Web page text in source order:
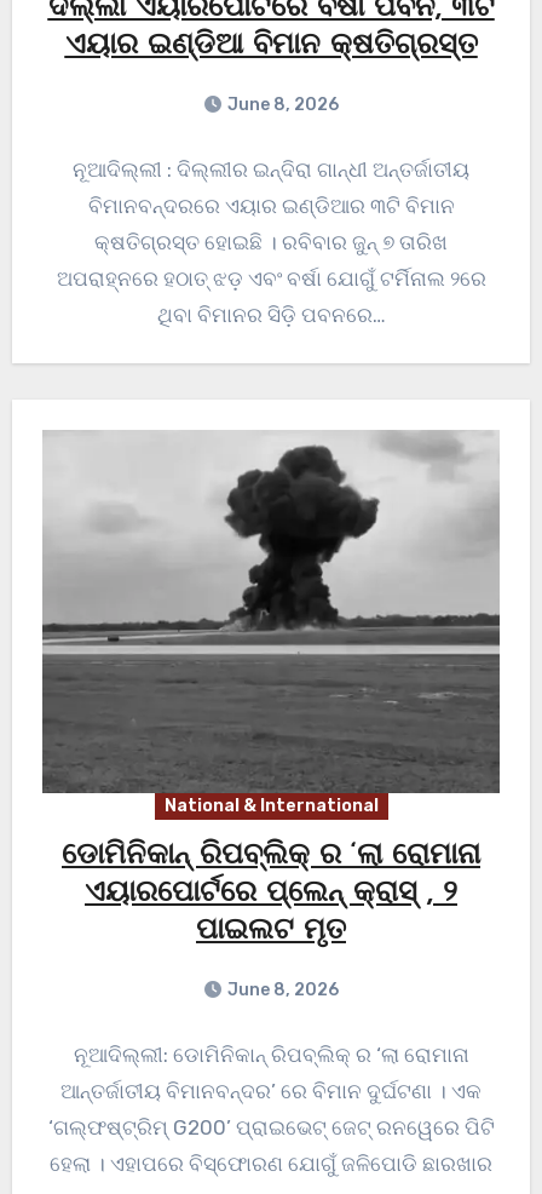
ଦିଲ୍ଲୀ ଏୟାରପୋର୍ଟରେ ବର୍ଷା ପବନ, ୩ଟି
ଏୟାର ଇଣ୍ଡିଆ ବିମାନ କ୍ଷତିଗ୍ରସ୍ତ
June 8, 2026
ନୂଆଦିଲ୍ଲୀ : ଦିଲ୍ଲୀର ଇନ୍ଦିରା ଗାନ୍ଧୀ ଅନ୍ତର୍ଜାତୀୟ
ବିମାନବନ୍ଦରରେ ଏୟାର ଇଣ୍ଡିଆର ୩ଟି ବିମାନ
କ୍ଷତିଗ୍ରସ୍ତ ହୋଇଛି । ରବିବାର ଜୁନ୍ ୭ ତାରିଖ
ଅପରାହ୍ନରେ ହଠାତ୍ ଝଡ଼ ଏବଂ ବର୍ଷା ଯୋଗୁଁ ଟର୍ମିନାଲ ୨ରେ
ଥିବା ବିମାନର ସିଡ଼ି ପବନରେ…
National & International
ଡୋମିନିକାନ୍ ରିପବ୍ଲିକ୍ ର ‘ଲା ରୋମାନା
ଏୟାରପୋର୍ଟରେ ପ୍ଲେନ୍ କ୍ରାସ୍ , ୨
ପାଇଲଟ ମୃତ
June 8, 2026
ନୂଆଦିଲ୍ଲୀ: ଡୋମିନିକାନ୍ ରିପବ୍ଲିକ୍ ର ‘ଲା ରୋମାନା
ଆନ୍ତର୍ଜାତୀୟ ବିମାନବନ୍ଦର’ ରେ ବିମାନ ଦୁର୍ଘଟଣା । ଏକ
‘ଗଲ୍ଫଷ୍ଟ୍ରିମ୍ G200’ ପ୍ରାଇଭେଟ୍ ଜେଟ୍ ରନୱେରେ ପିଟି
ହେଲା । ଏହାପରେ ବିସ୍ଫୋରଣ ଯୋଗୁଁ ଜଳିପୋଡି ଛାରଖାର